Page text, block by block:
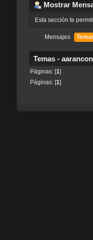
Mostrar
Esta sección te
Mensajes
Temas - aarancon
Páginas: [ 1]
Páginas: [1]